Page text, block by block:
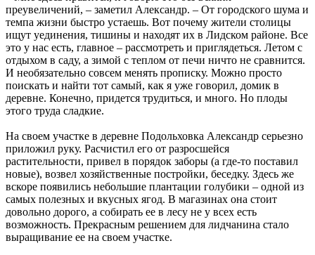
преувеличений, – заметил Александр. – От городского шума и
темпа жизни быстро устаешь. Вот почему жители столицы
ищут уединения, тишины и находят их в Лидском районе. Все
это у нас есть, главное – рассмотреть и приглядеться. Летом с
отдыхом в саду, а зимой с теплом от печи ничто не сравнится.
И необязательно совсем менять прописку. Можно просто
поискать и найти тот самый, как я уже говорил, домик в
деревне. Конечно, придется трудиться, и много. Но плоды
этого труда сладкие.
На своем участке в деревне Подольховка Александр серьезно
приложил руку. Расчистил его от разросшейся
растительности, привел в порядок заборы (а где-то поставил
новые), возвел хозяйственные постройки, беседку. Здесь же
вскоре появились небольшие плантации голубики – одной из
самых полезных и вкусных ягод. В магазинах она стоит
довольно дорого, а собирать ее в лесу не у всех есть
возможность. Прекрасным решением для лидчанина стало
выращивание ее на своем участке.